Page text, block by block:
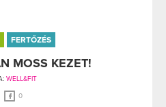
FERTŐZÉS
MOSS KEZET!
WELL&FIT
0